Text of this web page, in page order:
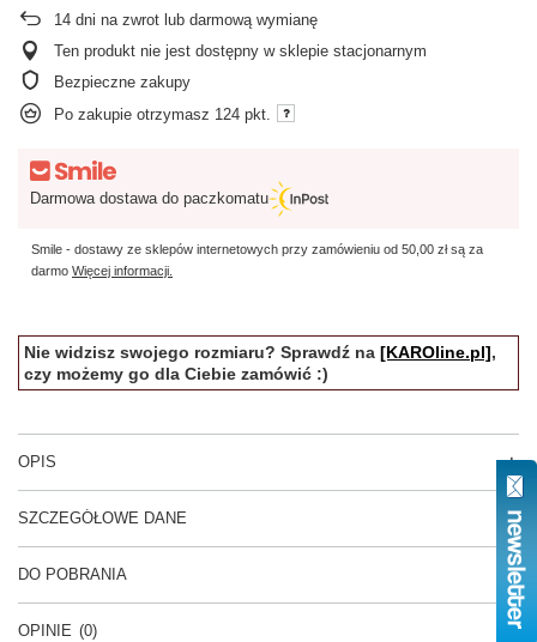
14 dni na zwrot lub darmową wymianę
Ten produkt nie jest dostępny w sklepie stacjonarnym
Bezpieczne zakupy
Po zakupie otrzymasz 124 pkt.
Darmowa dostawa do paczkomatu
Smile - dostawy ze sklepów internetowych przy zamówieniu od 50,00 złsą za
darmo Więcej informacji.
Nie widzisz swojego rozmiaru? Sprawdź na [KAROline.pl],
czy możemy go dla Ciebie zamówić :)
OPIS
SZCZEGÓŁOWE DANE
DO POBRANIA
OPINIE (0)